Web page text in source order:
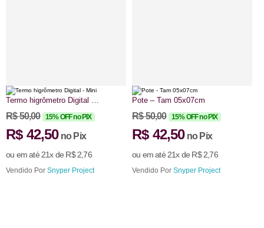
Termo higrômetro Digital –
Mini
R$50,00 15% OFF no PIX
R$42,50 no Pix
ou em até 21x de R$2,76
Vendido Por Snyper Project
Pote – Tam 05x07cm
R$50,00 15% OFF no PIX
R$42,50 no Pix
ou em até 21x de R$2,76
Vendido Por Snyper Project